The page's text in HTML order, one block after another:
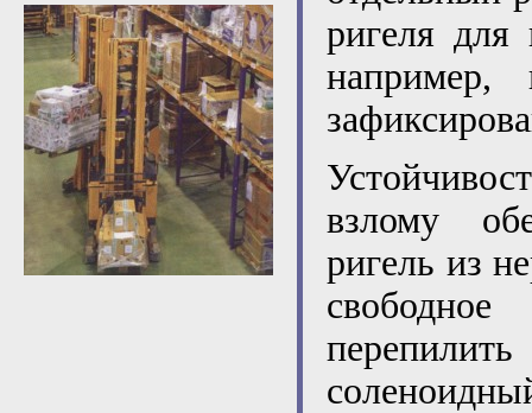
ригеля для
взлому
ригель из